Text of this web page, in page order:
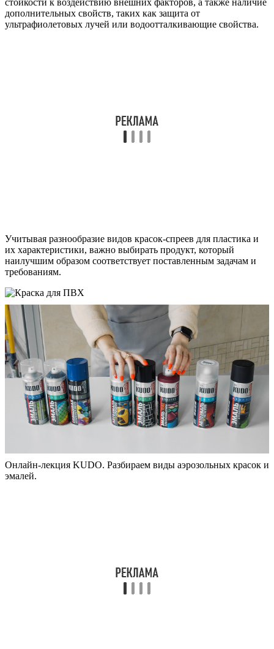
дополнительных свойств, таких как защита от
ультрафиолетовых лучей или водоотталкивающие свойства.
Учитывая разнообразие видов красок-спреев для пластика и
их характеристики, важно выбирать продукт, который
наилучшим образом соответствует поставленным задачам и
требованиям.
Онлайн-лекция KUDO. Разбираем виды аэрозольных красок и
эмалей.